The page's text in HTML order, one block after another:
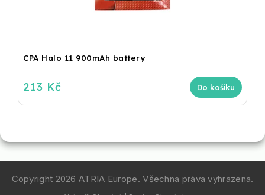
CPA Halo 11 900mAh battery
213 Kč Do košíku
Copyright 2026ATRIA Europe. Všechna práva vyhrazena.